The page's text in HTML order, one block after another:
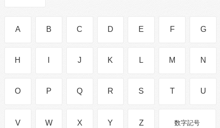
A B C D E F G
H J K L M N
O P Q R S T U
V W X Y Z 数字記号